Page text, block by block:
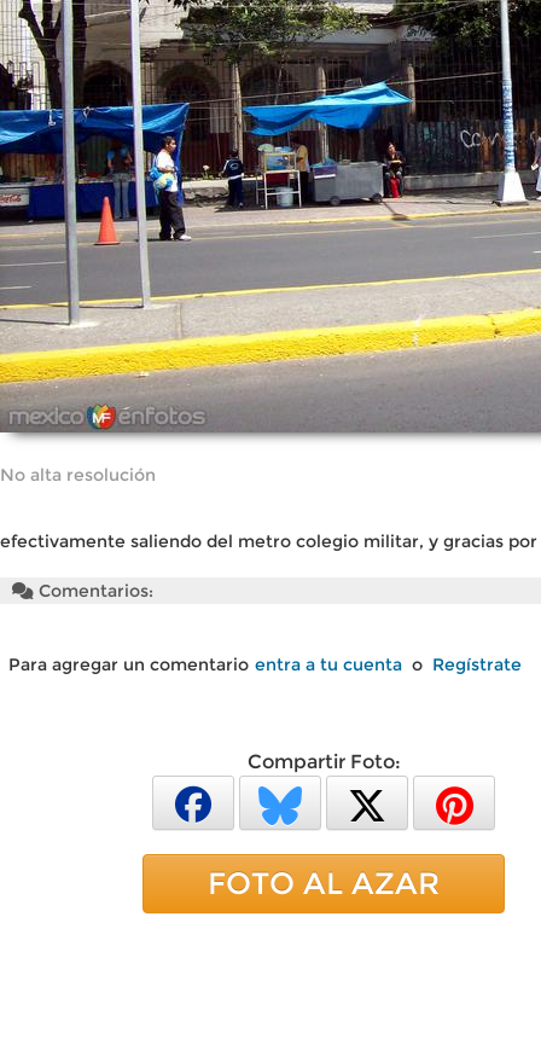
No alta resolución
efectivamente saliendo del metro colegio militar, y gracias por
Comentarios:
Para agregar un comentario entra a tu cuenta o Regístrate
Compartir Foto:
FOTO AL AZAR